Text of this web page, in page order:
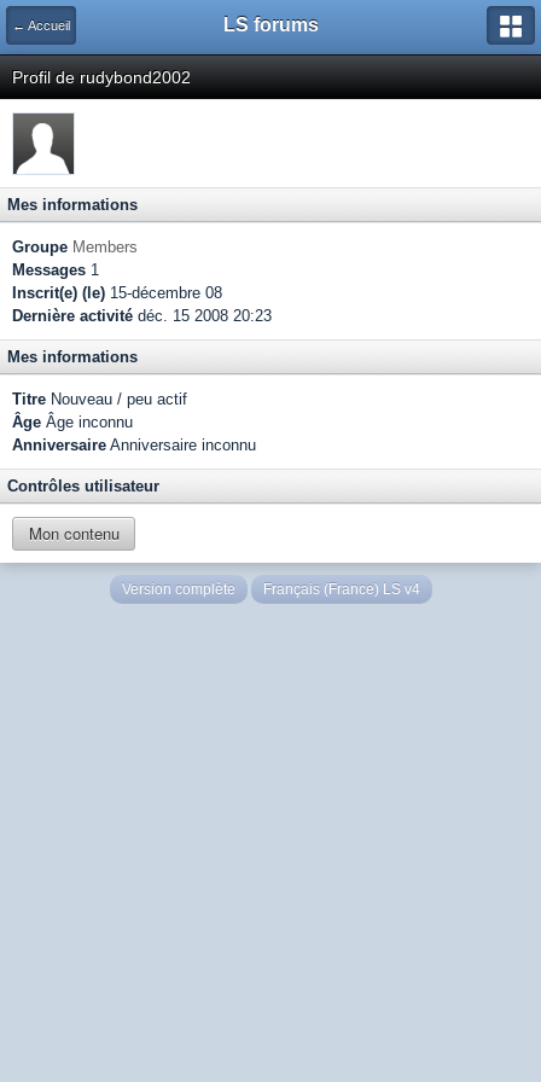
← Accueil LS forums
Profil de rudybond2002
Mes informations
Groupe Members
Messages 1
Inscrit(e) (le) 15-décembre 08
Dernière activité déc. 15 2008 20:23
Mes informations
Titre Nouveau / peu actif
Âge Âge inconnu
Anniversaire Anniversaire inconnu
Contrôles utilisateur
Mon contenu
Version complète Français (France) LS v4